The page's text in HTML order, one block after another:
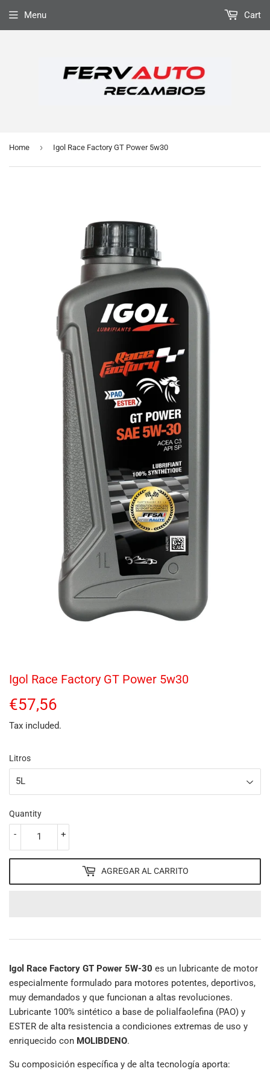
Menu Cart
Home › Igol Race Factory GT Power 5w30
Igol Race Factory GT Power 5w30
€57,56
Tax included.
Litros
Quantity
+
-
AGREGAR AL CARRITO
Igol Race Factory GT Power 5W-30 es un lubricante de motor
especialmente formulado para motores potentes, deportivos,
muy demandados y que funcionan a altas revoluciones.
Lubricante 100% sintético a base de polialfaolefina (PAO) y
ESTER de alta resistencia a condiciones extremas de uso y
enriquecido con MOLIBDENO.
Su composición específica y de alta tecnología aporta: